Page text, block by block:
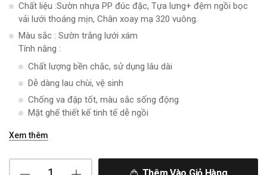
Chất liệu :Sườn nhựa PP đúc đặc, Tựa lưng+ đệm ngồi bọc
vải lưới thoáng mịn, Chân xoay mạ 320 vuông.
Màu sắc : Sườn trắng lưới xám
Tính năng :
Chất lượng bền chắc, sử dụng lâu dài
Dễ dàng lau chùi, vệ sinh
Chống va đập tốt, màu sắc sống động
Mặt ghế thiết kế tinh tế dễ ngồi
Xem thêm